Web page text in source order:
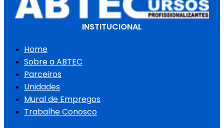
INSTITUCIONAL
Home
Sobre a ABTEC
Parceiros
Unidades
Mural de Empregos
Trabalhe Conosco